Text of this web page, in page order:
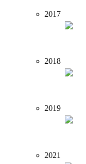
2017
2018
2019
2021